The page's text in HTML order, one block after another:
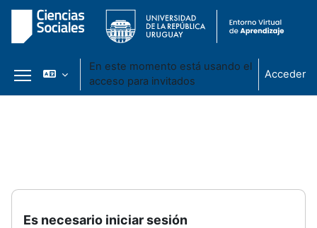
Panel lateral
En este momento está usando el
acceso para invitados
Acceder
Es necesario iniciar sesión